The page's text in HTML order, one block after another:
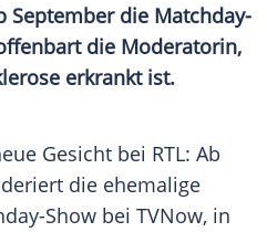
die Matchday-
die Moderatorin,
erkrankt ist.
Gesicht bei RTL: Ab
die ehemalige
Show bei TVNow, in